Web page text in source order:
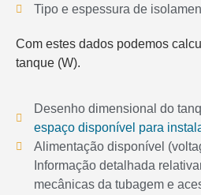
Tipo e espessura de
Com estes dados podemos
tanque (W).
Desenho dimensional do
espaço disponível para
Alimentação disponível
Informação detalhada
mecânicas da tubagem e